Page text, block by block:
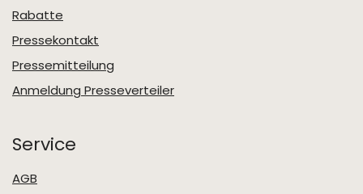
Rabatte
Pressekontakt
Pressemitteilung
Anmeldung Presseverteiler
Service
AGB